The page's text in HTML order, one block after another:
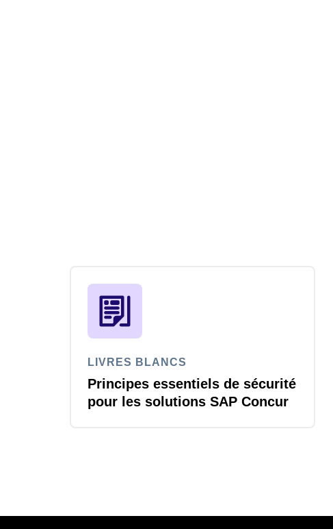
LIVRES BLANCS
Principes essentiels de sécurité
pour les solutions SAP Concur